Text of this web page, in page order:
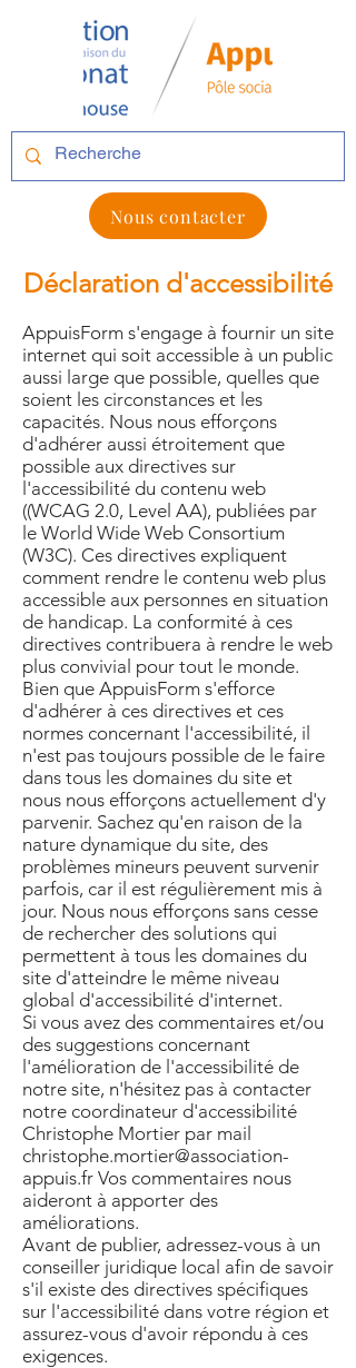
Nous contacter
Déclaration d'accessibilité
AppuisForm s'engage à fournir un site
internet qui soit accessible à un public
aussi large que possible, quelles que
soient les circonstances et les
capacités. Nous nous efforçons
d'adhérer aussi étroitement que
possible aux directives sur
l'accessibilité du contenu web
((WCAG 2.0, Level AA), publiées par
le World Wide Web Consortium
(W3C). Ces directives expliquent
comment rendre le contenu web plus
accessible aux personnes en situation
de handicap. La conformité à ces
directives contribuera à rendre le web
plus convivial pour tout le monde.
Bien que AppuisForm s'efforce
d'adhérer à ces directives et ces
normes concernant l'accessibilité, il
n'est pas toujours possible de le faire
dans tous les domaines du site et
nous nous efforçons actuellement d'y
parvenir. Sachez qu'en raison de la
nature dynamique du site, des
problèmes mineurs peuvent survenir
parfois, car il est régulièrement mis à
jour. Nous nous efforçons sans cesse
de rechercher des solutions qui
permettent à tous les domaines du
site d'atteindre le même niveau
global d'accessibilité d'internet.
Si vous avez des commentaires et/ou
des suggestions concernant
l'amélioration de l'accessibilité de
notre site, n'hésitez pas à contacter
notre coordinateur d'accessibilité
Christophe Mortier par mail
christophe.mortier@association-
appuis.fr Vos commentaires nous
aideront à apporter des
améliorations.
Avant de publier, adressez-vous à un
conseiller juridique local afin de savoir
s'il existe des directives spécifiques
sur l'accessibilité dans votre région et
assurez-vous d'avoir répondu à ces
exigences.